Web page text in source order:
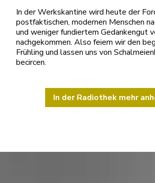
In der Werkskantine wird heute der
postfaktischen, modernen Menschen
und weniger fundiertem Gedankengut
nachgekommen. Also feiern wir den
Frühling und lassen uns von
becircen.
In der Radiothek mehr